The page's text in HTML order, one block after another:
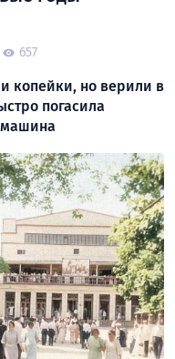
657
копейки, но верили в
погасила
машина